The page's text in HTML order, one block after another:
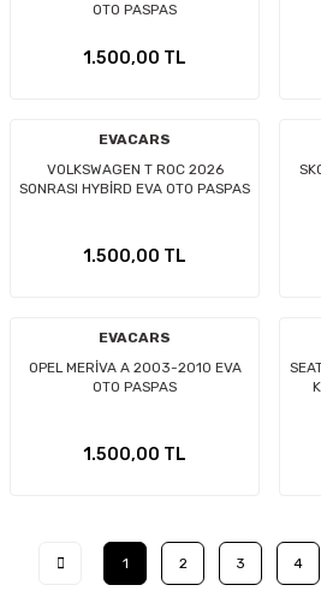
OTO PASPAS
1.500,00 TL
EVACARS
VOLKSWAGEN T ROC 2026
SONRASI HYBİRD EVA OTO PASPAS
1.500,00 TL
EVACARS
OPEL MERİVA A 2003-2010 EVA
OTO PASPAS
1.500,00 TL
1 2 3 4